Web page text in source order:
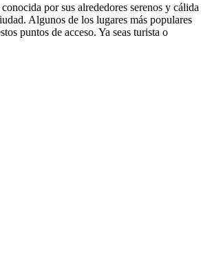
por sus alrededores serenos y cálida
Algunos de los lugares más populares
puntos de acceso. Ya seas turista o